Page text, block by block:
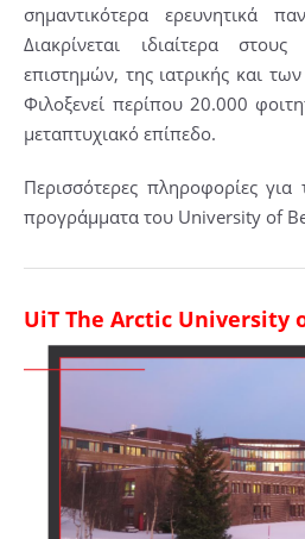
σημαντικότερα ερευνητικά
Διακρίνεται ιδιαίτερα
επιστημών, της ιατρικής και
Φιλοξενεί περίπου 20.000
μεταπτυχιακό επίπεδο.
Περισσότερες πληροφορίες
προγράμματα του University of
UiT The Arctic University